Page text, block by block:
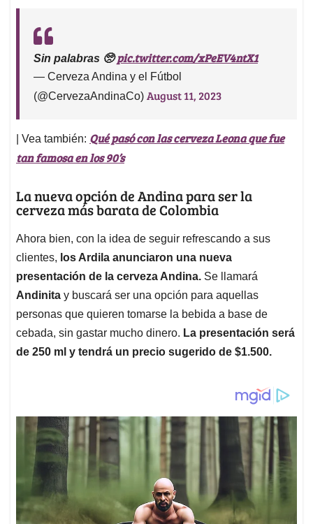
Sin palabras 🥺pic.twitter.com/xPeEV4ntX1
— Cerveza Andina y el Fútbol
(@CervezaAndinaCo) August 11, 2023
| Vea también: Qué pasó con las cerveza Leona que fue
tan famosa en los 90’s
La nueva opción de Andina para ser la
cerveza más barata de Colombia
Ahora bien, con la idea de seguir refrescando a sus
clientes, los Ardila anunciaron una nueva
presentación de la cerveza Andina. Se llamará
Andinita y buscará ser una opción para aquellas
personas que quieren tomarse la bebida a base de
cebada, sin gastar mucho dinero. La presentación será
de 250 ml y tendrá un precio sugerido de $1.500.